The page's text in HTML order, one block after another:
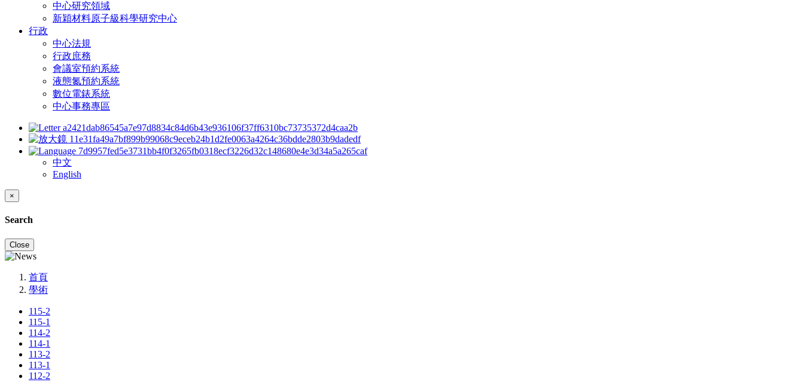
中心研究領域
新穎材料原子級科學研究中心
行政
中心法規
行政庶務
會議室預約系統
液態氮預約系統
數位電錶系統
中心事務專區
中文
English
×
Search
Close
首頁
學術
115-2
115-1
114-2
114-1
113-2
113-1
112-2